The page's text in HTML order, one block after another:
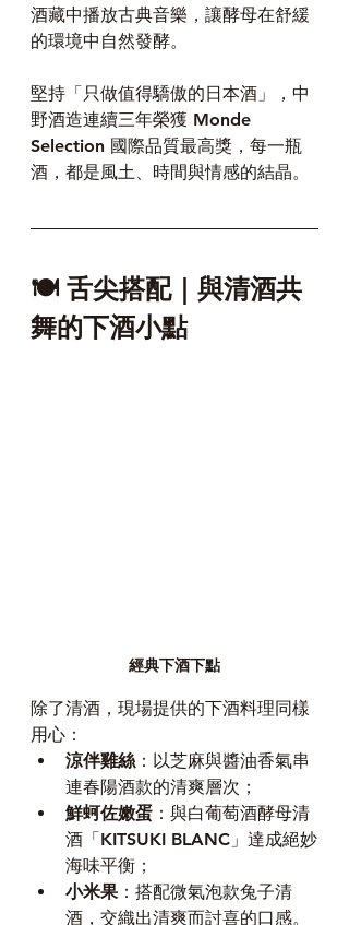
酒藏中播放古典音樂，讓酵母在舒緩
的環境中自然發酵。
堅持「只做值得驕傲的日本酒」，中
野酒造連續三年榮獲 Monde
Selection 國際品質最高獎，每一瓶
酒，都是風土、時間與情感的結晶。
🍽 舌尖搭配｜與清酒共
舞的下酒小點
經典下酒下點
除了清酒，現場提供的下酒料理同樣
用心：
涼伴雞絲：以芝麻與醬油香氣串
連春陽酒款的清爽層次；
鮮蚵佐嫩蛋 ：與白葡萄酒酵母清
酒「KITSUKI BLANC」達成絕妙
海味平衡；
小米果 ：搭配微氣泡款兔子清
酒，交織出清爽而討喜的口感。